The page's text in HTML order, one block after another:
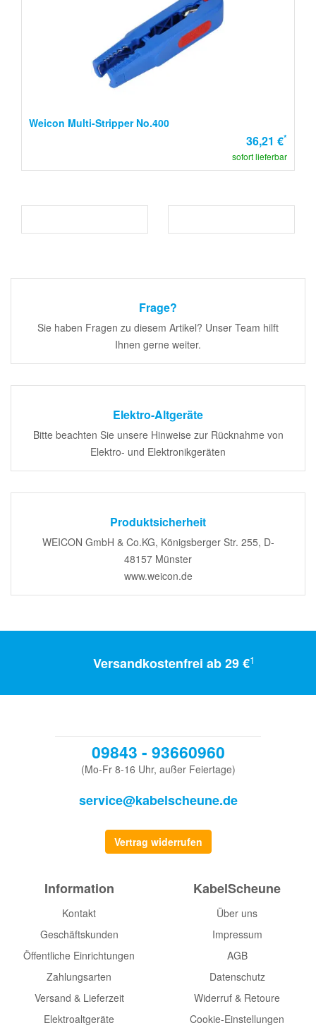
Weicon Multi-Stripper No.400
36,21 €*
sofort lieferbar
Frage?
Sie haben Fragen zu diesem Artikel? Unser Team hilft
Ihnen gerne weiter.
Elektro-Altgeräte
Bitte beachten Sie unsere Hinweise zur Rücknahme von
Elektro- und Elektronikgeräten
Produktsicherheit
WEICON GmbH & Co.KG, Königsberger Str. 255, D-
48157 Münster
www.weicon.de
Versandkostenfrei ab 29 €1
09843 - 93660960
(Mo-Fr 8-16 Uhr, außer Feiertage)
service@kabelscheune.de
Vertrag widerrufen
Information
Kontakt
Geschäftskunden
Öffentliche Einrichtungen
Zahlungsarten
Versand & Lieferzeit
Elektroaltgeräte
KabelScheune
Über uns
Impressum
AGB
Datenschutz
Widerruf & Retoure
Cookie-Einstellungen